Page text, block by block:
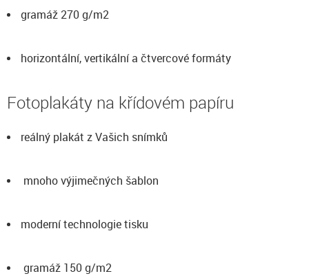
gramáž 270 g/m2
horizontální, vertikální a čtvercové formáty
Fotoplakáty na křídovém papíru
reálný plakát z Vašich snímků
mnoho výjimečných šablon
moderní technologie tisku
gramáž 150 g/m2